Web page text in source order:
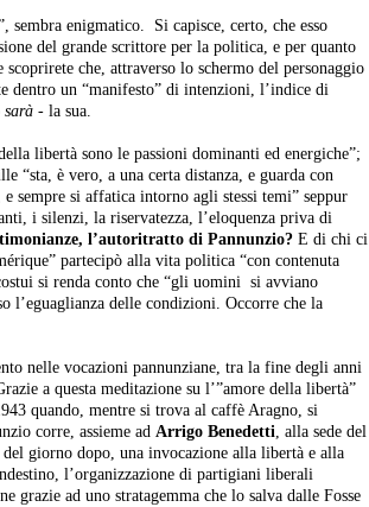
sembra enigmatico. Si capisce, certo, che esso
del grande scrittore per la politica, e per quanto
che, attraverso lo schermo del personaggio
dentro un “manifesto” di intenzioni, l’indice di
sarà - la sua.
libertà sono le passioni dominanti ed energiche”;
“sta, è vero, a una certa distanza, e guarda con
sempre si affatica intorno agli stessi temi” seppur
i silenzi, la riservatezza, l’eloquenza priva di
l’autoritratto di Pannunzio? E di chi ci
partecipò alla vita politica “con contenuta
si renda conto che “gli uomini si avviano
l’eguaglianza delle condizioni. Occorre che la
nelle vocazioni pannunziane, tra la fine degli anni
a questa meditazione su l’”amore della libertà”
quando, mentre si trova al caffè Aragno, si
corre, assieme ad Arrigo Benedetti, alla sede del
giorno dopo, una invocazione alla libertà e alla
l’organizzazione di partigiani liberali
grazie ad uno stratagemma che lo salva dalle Fosse